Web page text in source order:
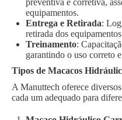
equipamentos.
Entrega e Retirada:
retirada dos
Treinamento:
garantindo o uso correto
Tipos de Macacos
A Manuttech oferece
cada um adequado para